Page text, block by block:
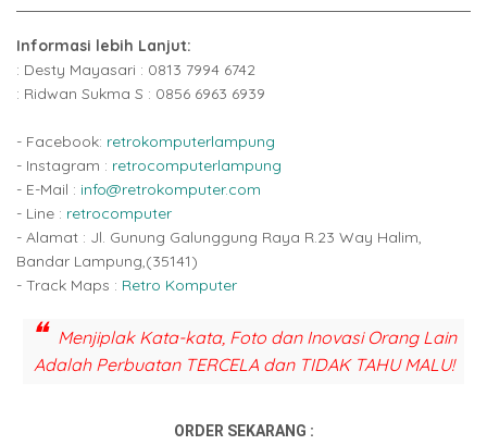
Informasi lebih Lanjut:
: Desty Mayasari : 0813 7994 6742
: Ridwan Sukma S : 0856 6963 6939
- Facebook: retrokomputerlampung
- Instagram : retrocomputerlampung
- E-Mail : info@retrokomputer.com
- Line : retrocomputer
- Alamat : Jl. Gunung Galunggung Raya R.23 Way Halim,
Bandar Lampung,(35141)
- Track Maps : Retro Komputer
Menjiplak Kata-kata, Foto dan Inovasi Orang Lain
Adalah Perbuatan TERCELA dan TIDAK TAHU MALU!
ORDER SEKARANG :